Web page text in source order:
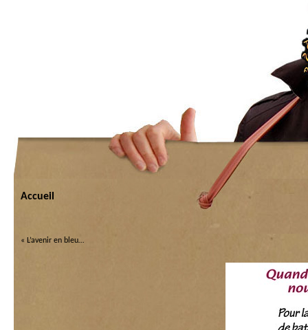
Accueil
« L’avenir en bleu…